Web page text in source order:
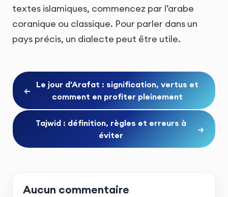
textes islamiques, commencez par l’arabe
coranique ou classique. Pour parler dans un
pays précis, un dialecte peut être utile.
←
Le jour d'Arafat : signification, vertus et
comment en profiter pleinement
Tajwid : définition, règles et erreurs à
éviter
→
Aucun commentaire